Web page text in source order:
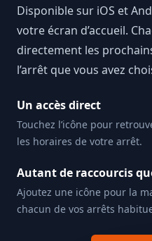
Disponible sur iOS et
votre écran d’accueil.
directement les
l’arrêt que vous avez
Un accès direct
Touchez l’icône pour
les horaires de votre arrêt.
Autant de raccourcis
Ajoutez une icône pour la
chacun de vos arrêts